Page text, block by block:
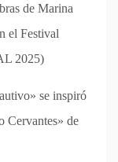
de Marina
el Festival
2025)
se inspiró
Cervantes» de